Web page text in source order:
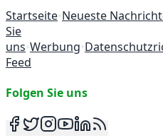
Startseite•Neueste
Sie
uns•Werbung•
Feed
Folgen Sie uns